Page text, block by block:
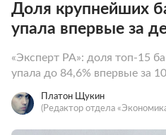
Доля крупнейших
упала впервые за
«Эксперт РА»: доля топ-15
упала до 84,6% впервые за
Платон Щукин
(Редактор отдела